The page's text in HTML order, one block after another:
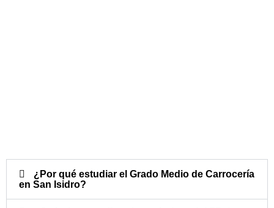
¿Por qué estudiar el Grado Medio de Carrocería
en San Isidro?